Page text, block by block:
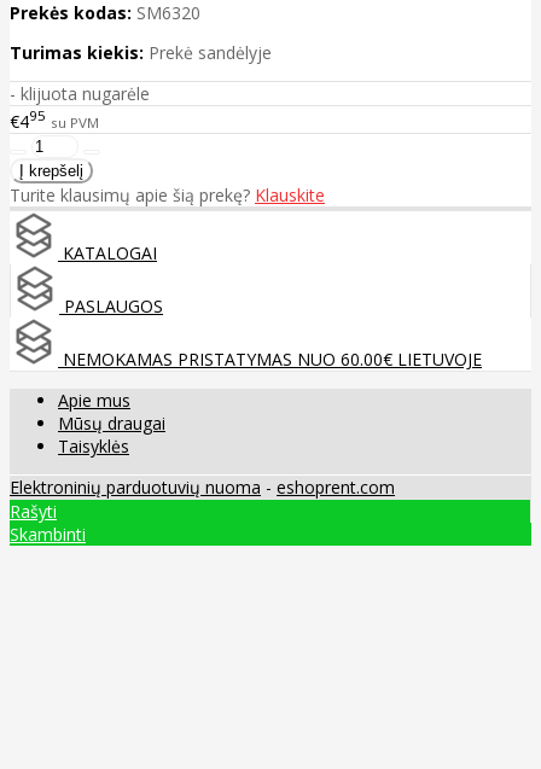
Prekės kodas: SM6320
Turimas kiekis: Prekė sandėlyje
- klijuota nugarėle
€495 su PVM
Turite klausimų apie šią prekę? Klauskite
KATALOGAI
PASLAUGOS
NEMOKAMAS PRISTATYMAS NUO 60.00€ LIETUVOJE
Apie mus
Mūsų draugai
Taisyklės
Elektroninių parduotuvių nuoma - eshoprent.com
Rašyti
Skambinti